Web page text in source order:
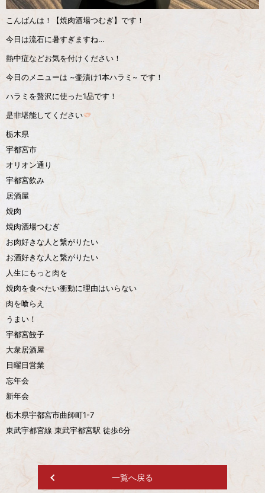
こんばんは！【焼肉酒場つむぎ】です！
今日は流石に暑すぎますね…
熱中症などお気を付けください！
今日のメニューは ~壷漬け1本ハラミ~ です！
ハラミを贅沢に使った1品です！
是非堪能してください
栃木県
宇都宮市
オリオン通り
宇都宮飲み
居酒屋
焼肉
焼肉酒場つむぎ
お肉好きな人と繋がりたい
お酒好きな人と繋がりたい
人生にもっと肉を
焼肉を食べたい衝動に理由はいらない
肉を喰らえ
うまい！
宇都宮餃子
大衆居酒屋
日曜日営業
忘年会
新年会
栃木県宇都宮市曲師町1-7
東武宇都宮線 東武宇都宮駅 徒歩6分
一覧へ戻る